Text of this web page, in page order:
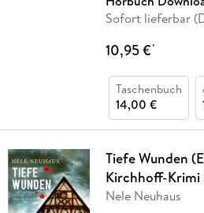
Sofort lieferbar
10,95 €*
Taschenbuch
14,00 €
Tiefe Wunden
Kirchhoff-Krimi
Nele Neuhaus